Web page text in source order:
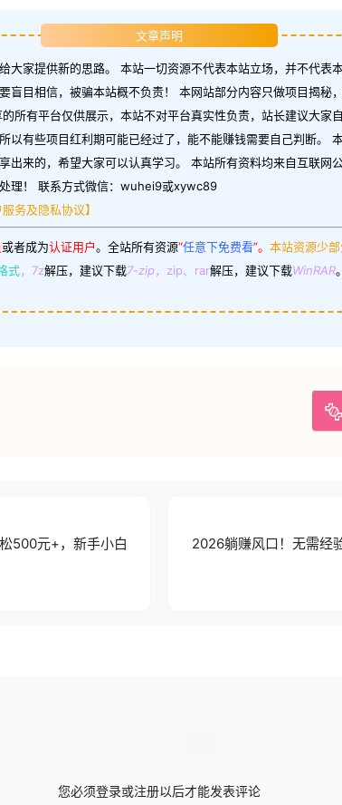
文章声明
大家提供新的思路。 本站一切资源不代表本站立场，并不代表
盲目相信，被骗本站概不负责！ 本网站部分内容只做项目揭秘
所有平台仅供展示，本站不对平台真实性负责，站长建议大家
以有些项目红利期可能已经过了，能不能赚钱需要自己判断。
出来的，希望大家可以认真学习。 本站所有资料均来自互联网
理！ 联系方式微信：wuhei9或xywc89
服务及隐私协议】
或者成为认证用户。 全站所有资源“任意下免费看”。 本站资源少
式，7z解压，建议下载7-zip，zip、rar解压，建议下载WinRAR。
500元+，新手小白
2026躺赚风口！无需经
您必须登录或注册以后才能发表评论